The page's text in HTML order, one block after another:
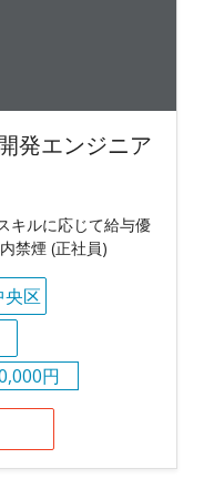
発エンジニア
キルに応じて給与優
禁煙 (正社員)
央区
円